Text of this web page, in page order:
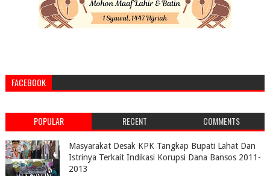
FACEBOOK
POPULAR RECENT COMMENTS
Masyarakat Desak KPK Tangkap Bupati Lahat Dan
Istrinya Terkait Indikasi Korupsi Dana Bansos 2011-
2013